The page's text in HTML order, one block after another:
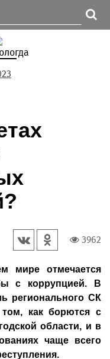
3962
мире отмечается
с коррупцией. В
регионального СК
как борются с
области, и в
чаще всего